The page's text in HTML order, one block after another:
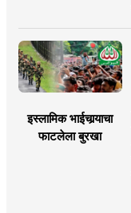
इस्लामिक भाईचार्‍याचा
फाटलेला बुरखा